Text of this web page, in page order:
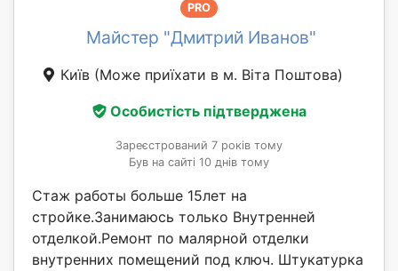
PRO
Майстер "Дмитрий Иванов"
Київ (Може приїхати в м. Віта Поштова)
Особистість підтверджена
Зареєстрований 7 років тому
Був на сайті 10 днів тому
Стаж работы больше 15лет на
стройке.Занимаюсь только Внутренней
отделкой.Ремонт по малярной отделки
внутренних помещений под ключ. Штукатурка